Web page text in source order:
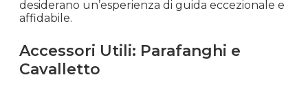
desiderano un’esperienza di guida eccezionale e
affidabile.
Accessori Utili: Parafanghi e
Cavalletto